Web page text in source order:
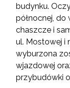
budynku.
północnej, do
chaszcze i
ul. Mostowej i
wyburzona
wjazdowej
przybudówki